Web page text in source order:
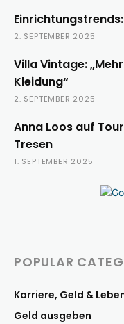
2. SEPTEMBER 2025
Villa Vintage:
Kleidung“
2. SEPTEMBER 2025
Anna Loos auf
Tresen
1. SEPTEMBER 2025
POPULAR
Karriere, Geld &
Geld ausgeben